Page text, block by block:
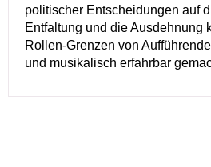
politischer Entscheidungen auf
Entfaltung und die Ausdehnung
Rollen-Grenzen von
und musikalisch erfahrbar